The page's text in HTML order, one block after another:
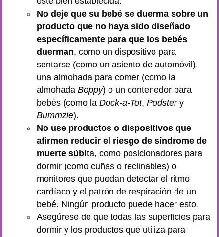
No deje que su bebé se duerma sobre un
producto que no haya sido diseñado
específicamente para que los bebés
duerman, como un dispositivo para
sentarse (como un asiento de automóvil),
una almohada para comer (como la
almohada Boppy) o un contenedor para
bebés (como la Dock-a-Tot, Podster y
Bummzie).
No use productos o dispositivos que
afirmen reducir el riesgo de síndrome de
muerte súbita, como posicionadores para
dormir (como cuñas o reclinables) o
monitores que puedan detectar el ritmo
cardíaco y el patrón de respiración de un
bebé. Ningún producto puede hacer esto.
Asegúrese de que todas las superficies para
dormir y los productos que utiliza para